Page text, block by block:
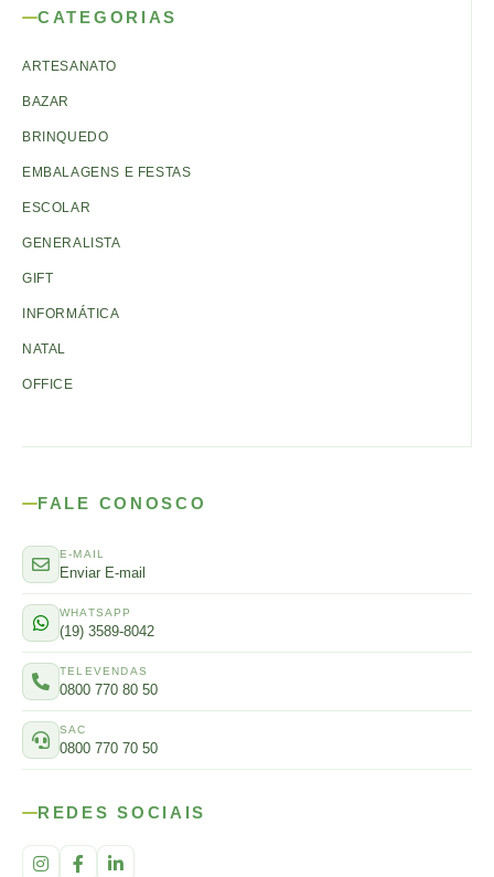
CATEGORIAS
ARTESANATO
BAZAR
BRINQUEDO
EMBALAGENS E FESTAS
ESCOLAR
GENERALISTA
GIFT
INFORMÁTICA
NATAL
OFFICE
FALE CONOSCO
E-MAIL
Enviar E-mail
WHATSAPP
(19) 3589-8042
TELEVENDAS
0800 770 80 50
SAC
0800 770 70 50
REDES SOCIAIS